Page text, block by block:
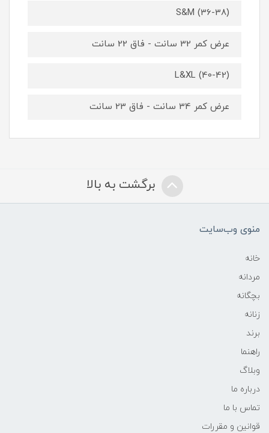
S&M (36-38)
عرض کمر 32 سانت - فاق 22 سانت
L&XL (40-42)
عرض کمر 34 سانت - فاق 23 سانت
برگشت به بالا
منوی وب‌سایت
خانه
مردانه
بچگانه
زنانه
برند
راهنما
وبلاگ
درباره ما
تماس با ما
قوانین و مقررات